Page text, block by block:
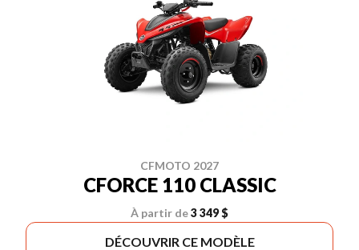
CFMOTO 2027
CFORCE 110 CLASSIC
À partir de3 349 $
DÉCOUVRIR CE MODÈLE